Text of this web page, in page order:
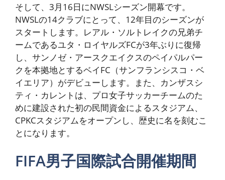
そして、3月16日にNWSLシーズン開幕です。
NWSLの14クラブにとって、12年目のシーズンが
スタートします。レアル・ソルトレイクの兄弟チ
ームであるユタ・ロイヤルズFCが3年ぶりに復帰
し、サンノゼ・アースクエイクスのペイパルパー
クを本拠地とするベイFC（サンフランシスコ・ベ
イエリア）がデビューします。また、カンザスシ
ティ・カレントは、プロ女子サッカーチームのた
めに建設された初の民間資金によるスタジアム、
CPKCスタジアムをオープンし、歴史に名を刻むこ
とになります。
FIFA男子国際試合開催期間